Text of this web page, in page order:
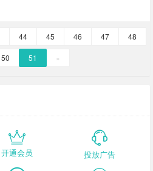
44 45 46 47 48
50 51 »
开通会员 投放广告